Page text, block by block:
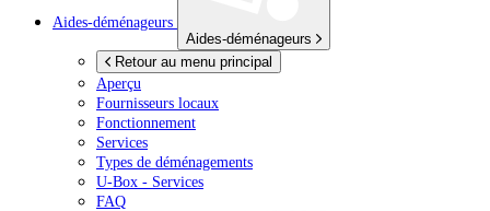
Aides-déménageurs
Aides-déménageurs
Retour au menu principal
Aperçu
Fournisseurs locaux
Fonctionnement
Services
Types de déménagements
U-Box - Services
FAQ